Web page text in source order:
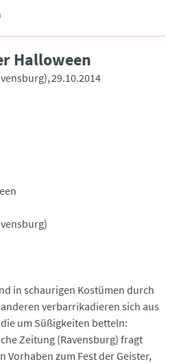
Halloween
29.10.2014
in schaurigen Kostümen durch
verbarrikadieren sich aus
um Süßigkeiten betteln:
Zeitung (Ravensburg) fragt
Vorhaben zum Fest der Geister,